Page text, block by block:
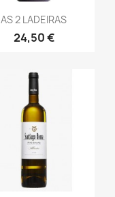
Vista rápida
AS 2 LADEIRAS
24,50 €